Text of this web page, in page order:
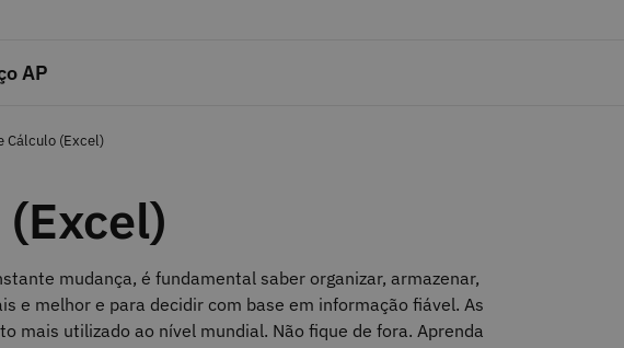
AP
Cálculo (Excel)
mudança, é fundamental saber organizar, armazenar,
e melhor e para decidir com base em informação fiável. As
mais utilizado ao nível mundial. Não fique de fora. Aprenda